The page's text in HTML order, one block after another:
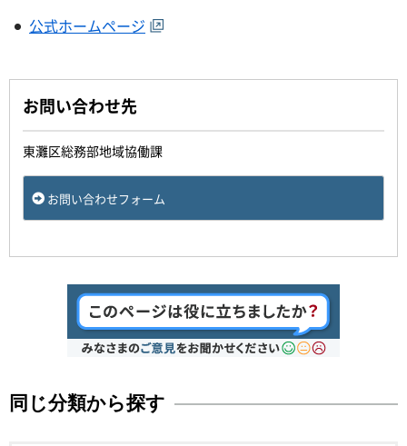
公式ホームページ
お問い合わせ先
東灘区総務部地域協働課
お問い合わせフォーム
同じ分類から探す